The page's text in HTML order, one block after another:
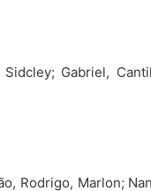
Gabriel,
Rodrigo, Marlon;